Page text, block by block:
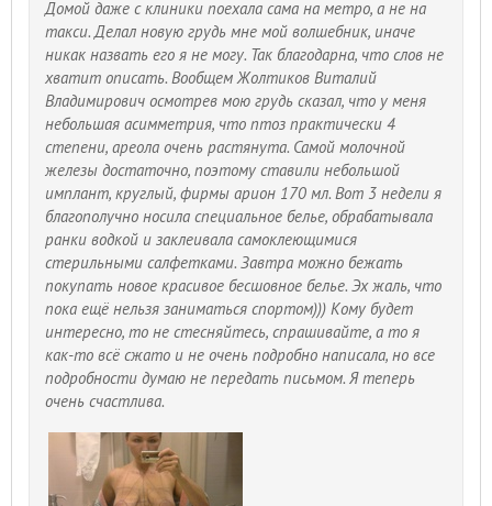
Домой даже с клиники поехала сама на метро, а не на
такси. Делал новую грудь мне мой волшебник, иначе
никак назвать его я не могу. Так благодарна, что слов не
хватит описать. Вообщем Жолтиков Виталий
Владимирович осмотрев мою грудь сказал, что у меня
небольшая асимметрия, что птоз практически 4
степени, ареола очень растянута. Самой молочной
железы достаточно, поэтому ставили небольшой
имплант, круглый, фирмы арион 170 мл. Вот 3 недели я
благополучно носила специальное белье, обрабатывала
ранки водкой и заклеивала самоклеющимися
стерильными салфетками. Завтра можно бежать
покупать новое красивое бесшовное белье. Эх жаль, что
пока ещё нельзя заниматься спортом))) Кому будет
интересно, то не стесняйтесь, спрашивайте, а то я
как-то всё сжато и не очень подробно написала, но все
подробности думаю не передать письмом. Я теперь
очень счастлива.